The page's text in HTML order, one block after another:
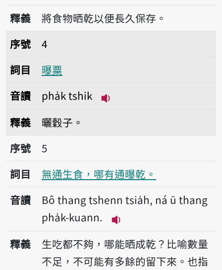
播放音讀pha̍k-kuann
釋義
將食物晒乾以便長久保存。
序號4曝粟
序號
4
詞目
曝粟
音讀
pha̍k tshik
釋義
曬穀子。
序號5無通生食，哪有通曝乾。
序號
5
詞目
無通生食，哪有通曝乾。
音讀
Bô thang tshenn tsia̍h, ná ū thang
pha̍k-kuann.
播放音讀Bô thang
釋義
生吃都不夠，哪能晒成乾？比喻數量
不足，不可能有多餘的留下來。也指